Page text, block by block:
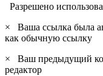
Разрешено
×
Ваша ссылка была
как обычную ссылку
×
Ваш предыдущий
редактор